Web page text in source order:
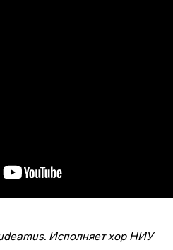
Исполняет хор НИУ